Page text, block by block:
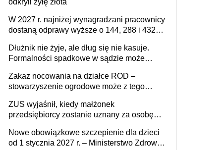
W 2027 r. najniżej wynagradzani pracownicy
dostaną odprawy wyższe o 144, 288 i 432
Dłużnik nie żyje, ale dług się nie kasuje.
Formalności spadkowe w sądzie może
zmarłego
Zakaz nocowania na działce ROD –
stowarzyszenie ogrodowe może z tego
działki (wypowiedzieć dzierżawę)?
ZUS wyjaśnił, kiedy małżonek
przedsiębiorcy zostanie uznany za osobę
Nowe obowiązkowe szczepienie dla dzieci
od 1 stycznia 2027 r. – Ministerstwo Zdrowia